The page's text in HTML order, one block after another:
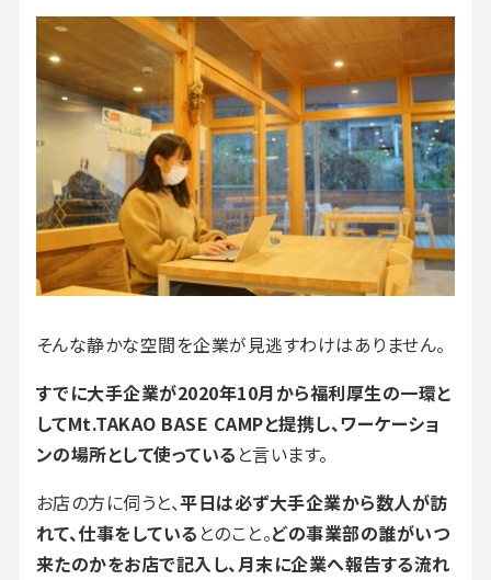
そんな静かな空間を企業が見逃すわけはありません。
すでに大手企業が2020年10月から福利厚生の一環と
してMt.TAKAO BASE CAMPと提携し、ワーケーショ
ンの場所として使っている と言います。
お店の方に伺うと、平日は必ず大手企業から数人が訪
れて、仕事をしている とのこと。どの事業部の誰がいつ
来たのかをお店で記入し、月末に企業へ報告する流れ